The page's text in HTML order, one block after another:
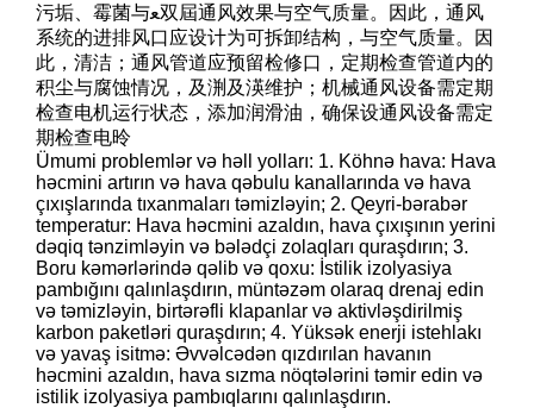
污垢、霉菌与ﻌ双屆通风效果与空气质量。因此，通风
系统的进排风口应设计为可拆卸结构，与空气质量。因
此，清洁；通风管道应预留检修口，定期检查管道内的
积尘与腐蚀情况，及渆及渶维护；机械通风设备需定期
检查电机运行状态，添加润滑油，确保设通风设备需定
期检查电昤
Ümumi problemlər və həll yolları: 1. Köhnə hava: Hava
həcmini artırın və hava qəbulu kanallarında və hava
çıxışlarında tıxanmaları təmizləyin; 2. Qeyri-bərabər
temperatur: Hava həcmini azaldın, hava çıxışının yerini
dəqiq tənzimləyin və bələdçi zolaqları quraşdırın; 3.
Boru kəmərlərində qəlib və qoxu: İstilik izolyasiya
pambığını qalınlaşdırın, müntəzəm olaraq drenaj edin
və təmizləyin, birtərəfli klapanlar və aktivləşdirilmiş
karbon paketləri quraşdırın; 4. Yüksək enerji istehlakı
və yavaş isitmə: Əvvəlcədən qızdırılan havanın
həcmini azaldın, hava sızma nöqtələrini təmir edin və
istilik izolyasiya pambıqlarını qalınlaşdırın.